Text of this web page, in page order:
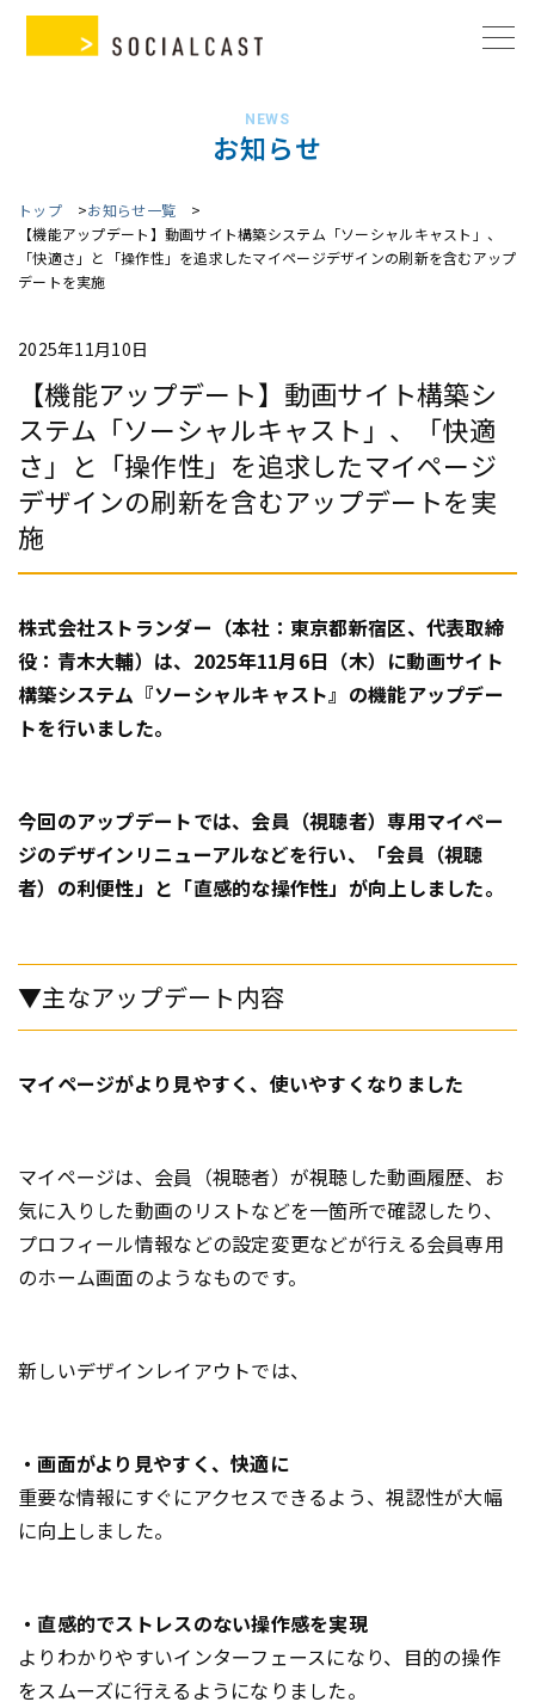
お知らせ
NEWS
トップ
お知らせ一覧
【機能アップデート】動画サイト構築システム「ソーシャルキャスト」、
「快適さ」と「操作性」を追求したマイページデザインの刷新を含むアップ
デートを実施
2025年11月10日
【機能アップデート】動画サイト構築シ
ステム「ソーシャルキャスト」、「快適
さ」と「操作性」を追求したマイページ
デザインの刷新を含むアップデートを実
施
株式会社ストランダー（本社：東京都新宿区、代表取締
役：青木大輔）は、2025年11月6日（木）に動画サイト
構築システム『ソーシャルキャスト』の機能アップデー
トを行いました。
今回のアップデートでは、会員（視聴者）専用マイペー
ジのデザインリニューアルなどを行い、「会員（視聴
者）の利便性」と「直感的な操作性」が向上しました。
▼主なアップデート内容
マイページがより見やすく、使いやすくなりました
マイページは、会員（視聴者）が視聴した動画履歴、お
気に入りした動画のリストなどを一箇所で確認したり、
プロフィール情報などの設定変更などが行える会員専用
のホーム画面のようなものです。
新しいデザインレイアウトでは、
・画面がより見やすく、快適に
重要な情報にすぐにアクセスできるよう、視認性が大幅
に向上しました。
・直感的でストレスのない操作感を実現
よりわかりやすいインターフェースになり、目的の操作
をスムーズに行えるようになりました。